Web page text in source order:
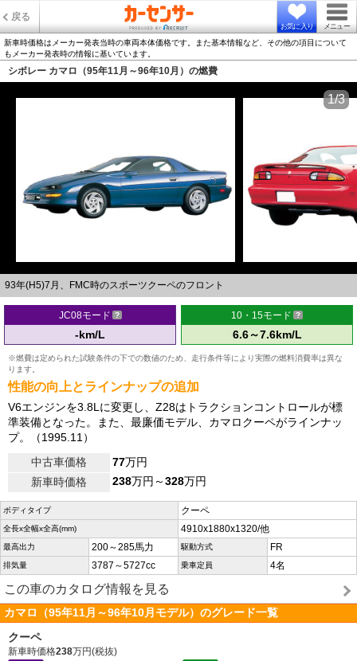
戻る
お気に入り メニュー
新車時価格はメーカー発表当時の車両本体価格です。また基本情報など、その他の項目について
もメーカー発表時の情報に基いています。
シボレー カマロ（95年11月～96年10月）の燃費
93年(H5)7月、FMC時のスポーツクーペのフロント
1/3
JC08モード
-km/L
10・15モード
6.6～7.6km/L
※燃費は定められた試験条件の下での数値のため、走行条件等により実際の燃料消費率は異な
ります。
性能の向上とラインナップの追加
V6エンジンを3.8Lに変更し、Z28はトラクションコントロールが標
準装備となった。また、最廉価モデル、カマロクーペがラインナッ
プ。（1995.11）
中古車価格
77万円
新車時価格
238万円～328万円
ボディタイプ クーペ
全長x全幅x全高(mm) 4910x1880x1320/他
最高出力 200～285馬力 駆動方式 FR
排気量 3787～5727cc 乗車定員 4名
この車のカタログ情報を見る
カマロ（95年11月～96年10月モデル）のグレード一覧
クーペ
新車時価格238万円(税抜)